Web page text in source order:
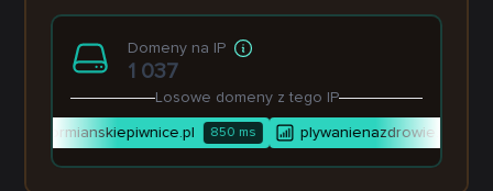
Domeny na IP
1 037
Losowe domeny z tego IP
ormianskiepiwnice.pl 850ms plywanienazdrowie.pl